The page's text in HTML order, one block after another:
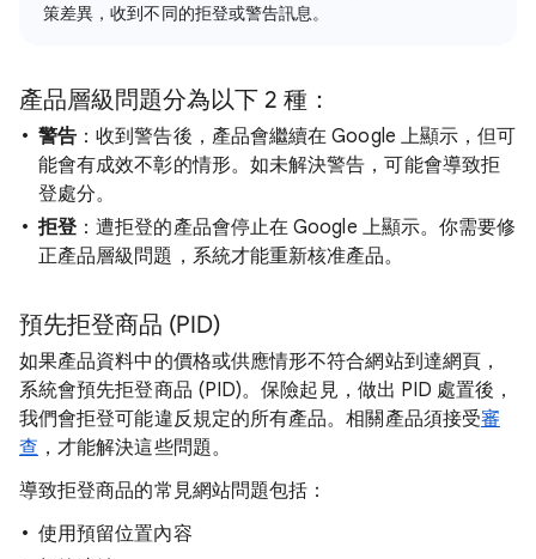
策差異，收到不同的拒登或警告訊息。
產品層級問題分為以下 2 種：
警告 ：收到警告後，產品會繼續在 Google 上顯示，但可
能會有成效不彰的情形。如未解決警告，可能會導致拒
登處分。
拒登 ：遭拒登的產品會停止在 Google 上顯示。你需要修
正產品層級問題，系統才能重新核准產品。
預先拒登商品 (PID)
如果產品資料中的價格或供應情形不符合網站到達網頁，
系統會預先拒登商品 (PID)。保險起見，做出 PID 處置後，
我們會拒登可能違反規定的所有產品。相關產品須接受審
查 ，才能解決這些問題。
導致拒登商品的常見網站問題包括：
使用預留位置內容